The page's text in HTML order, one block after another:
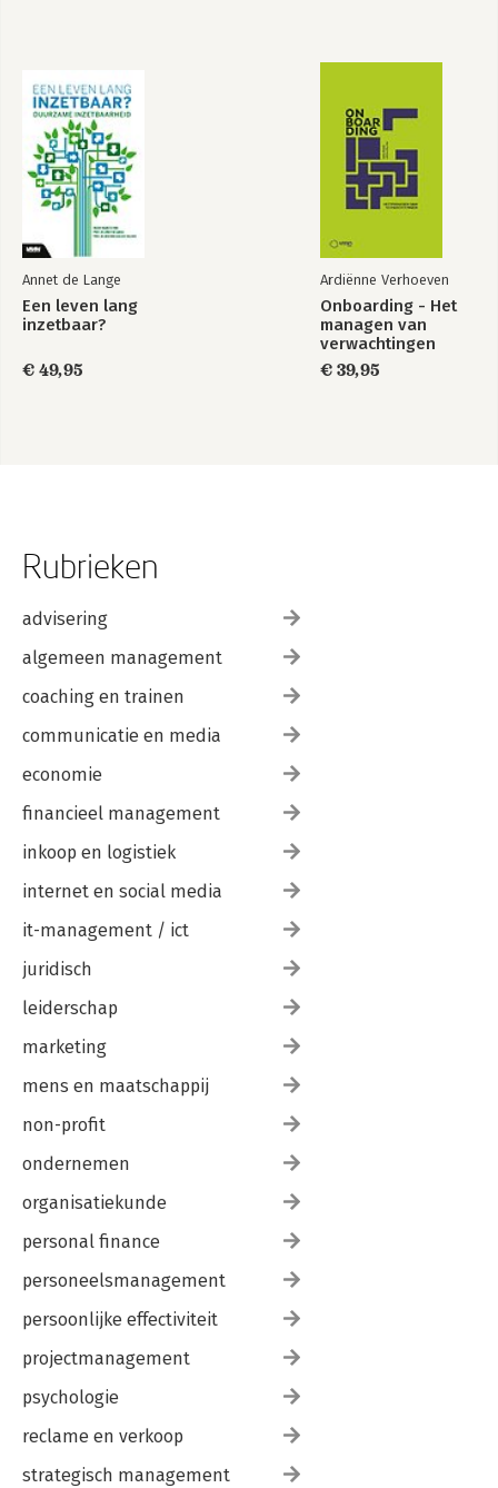
Annet de Lange
Een leven lang
inzetbaar?
€ 49,95
Ardiënne Verhoeven
Onboarding - Het
managen van
verwachtingen
€ 39,95
Rubrieken
advisering
algemeen management
coaching en trainen
communicatie en media
economie
financieel management
inkoop en logistiek
internet en social media
it-management / ict
juridisch
leiderschap
marketing
mens en maatschappij
non-profit
ondernemen
organisatiekunde
personal finance
personeelsmanagement
persoonlijke effectiviteit
projectmanagement
psychologie
reclame en verkoop
strategisch management